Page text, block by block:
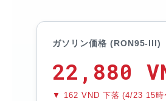
ガソリン価格 (RON95-III)
22,880
▼ 162 VND 下落 (4/23 15時